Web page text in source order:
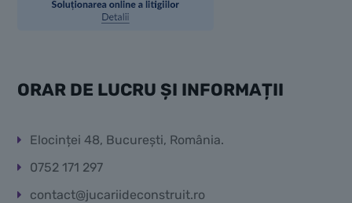
ORAR DE LUCRU ȘI INFORMAȚII
Elocinței 48, București, România.
0752 171 297
contact@jucariideconstruit.ro